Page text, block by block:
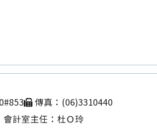
傳真：(06)3310440
會計室主任：杜Ｏ玲